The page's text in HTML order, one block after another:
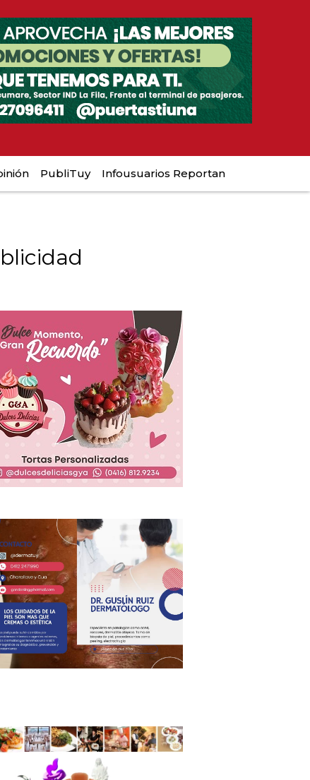
PubliTuy Infousuarios Reportan